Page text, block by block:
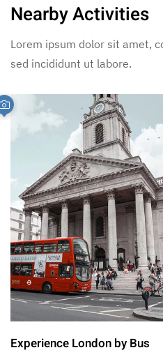
Nearby Activities
Lorem ipsum dolor sit amet,
sed incididunt ut labore.
Experience London by Bus